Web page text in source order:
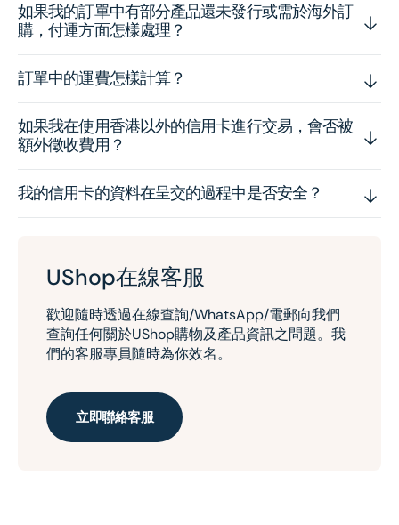
如果我的訂單中有部分產品還未發行或需於海外訂
購，付運方面怎樣處理？
訂單中的運費怎樣計算？
如果我在使用香港以外的信用卡進行交易，會否被
額外徵收費用？
我的信用卡的資料在呈交的過程中是否安全？
UShop在線客服
歡迎隨時透過在線查詢/WhatsApp/電郵向我們
查詢任何關於UShop購物及產品資訊之問題。我
們的客服專員隨時為你效名。
立即聯絡客服